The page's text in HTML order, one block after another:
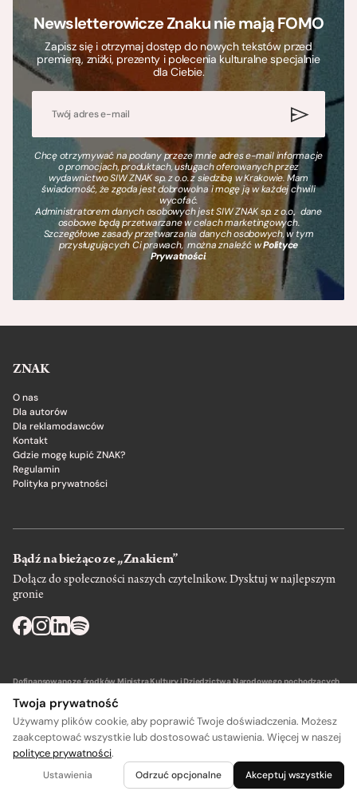
Newsletterowicze Znaku nie mają FOMO
Zapisz się i otrzymaj dostęp do nowych tekstów przed
premierą, zniżki, prezenty i polecenia kulturalne specjalnie
dla Ciebie.
Chcę otrzymywać na podany przeze mnie adres e-mail informacje
o promocjach, produktach, usługach oferowanych przez
wydawnictwo SIW ZNAK sp. z o.o. z siedzibą w Krakowie. Mam
świadomość, że zgoda jest dobrowolna i mogę ją w każdej chwili
wycofać.
Administratorem danych osobowych jest SIW ZNAK sp. z o.o., dane
osobowe będą przetwarzane w celach marketingowych.
Szczegółowe zasady przetwarzania danych osobowych, w tym
przysługujących Ci prawach, można znaleźć wPolityce
Prywatności.
ZNAK
O nas
Dla autorów
Dla reklamodawców
Kontakt
Gdzie mogę kupić ZNAK?
Regulamin
Polityka prywatności
Bądź na bieżąco ze „Znakiem”
Dołącz do społeczności naszych czytelnikow. Dysktuj w najlepszym
gronie
Dofinansowano ze środków Ministra Kultury i Dziedzictwa Narodowego pochodzących
Wydawca: SIW Znak w Krakowie
Twoja prywatność
Używamy plików cookie, aby poprawić Twoje doświadczenia. Możesz
zaakceptować wszystkie lub dostosować ustawienia. Więcej w naszej
polityce prywatności.
Ustawienia Odrzuć opcjonalne Akceptuj wszystkie